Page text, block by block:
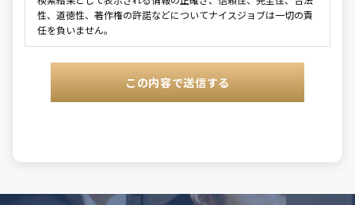
性、道徳性、著作権の許諾などについてナイスジョブは一切の責
任を負いません。
利用規約の範囲
ナイスジョブの利用者はナイスジョブの利用に関して適用され
す。
サービスの変更・停止
LINE
談